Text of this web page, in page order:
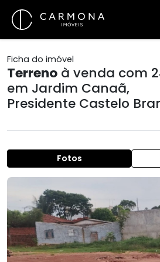
Ficha do imóvel
Terreno à venda com
em Jardim Canaã,
Presidente Castelo
Fotos